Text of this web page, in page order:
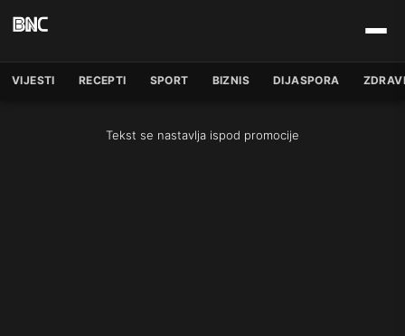
VIJESTI RECEPTI SPORT BIZNIS DIJASPORA
Tekst se nastavlja ispod promocije